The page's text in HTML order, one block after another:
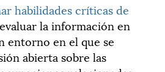
habilidades críticas de
la información en
entorno en el que se
abierta sobre las